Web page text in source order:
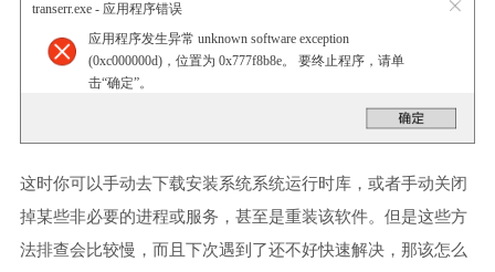
transerr.exe - 应用程序错误
应用程序发生异常 unknown software exception
(0xc000000d)，位置为 0x777f8b8e。 要终止程序，请单
击“确定”。
这时你可以手动去下载安装系统系统运行时库，或者手动关闭
掉某些非必要的进程或服务，甚至是重装该软件。但是这些方
法排查会比较慢，而且下次遇到了还不好快速解决，那该怎么